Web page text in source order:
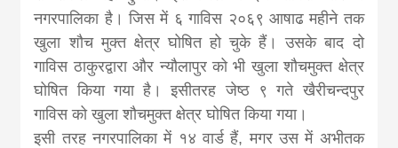
नगरपालिका है। जिस में ६ गाविस २०६९ आषाढ महीने तक
खुला शौच मुक्त क्षेत्र घोषित हो चुके हैं। उसके बाद दो
गाविस ठाकुरद्वारा और न्यौलापुर को भी खुला शौचमुक्त क्षेत्र
घोषित किया गया है। इसीतरह जेष्ठ ९ गते खैरीचन्दपुर
गाविस को खुला शौचमुक्त क्षेत्र घोषित किया गया।
इसी तरह नगरपालिका में १४ वार्ड हैं, मगर उस में अभीतक